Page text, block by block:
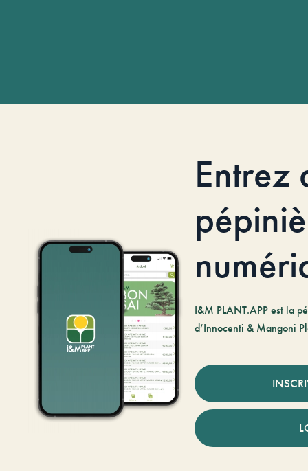
Entrez
I&M PLANT.APP est la
d’Innocenti & Mangoni